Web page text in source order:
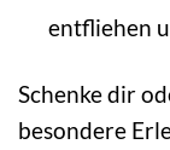
entfliehen
Schenke dir
besondere